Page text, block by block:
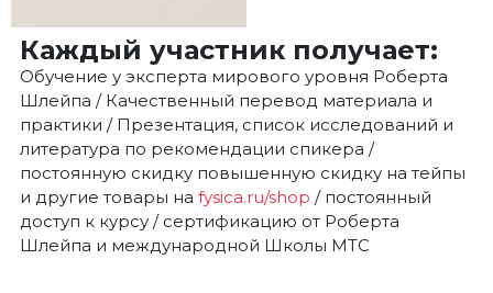
Каждый участник получает:
Обучение у эксперта мирового уровня Роберта
Шлейпа / Качественный перевод материала и
практики / Презентация, список исследований и
литература по рекомендации спикера /
постоянную скидку повышенную скидку на тейпы
и другие товары на fysica.ru/shop / постоянный
доступ к курсу / сертификацию от Роберта
Шлейпа и международной Школы MTC